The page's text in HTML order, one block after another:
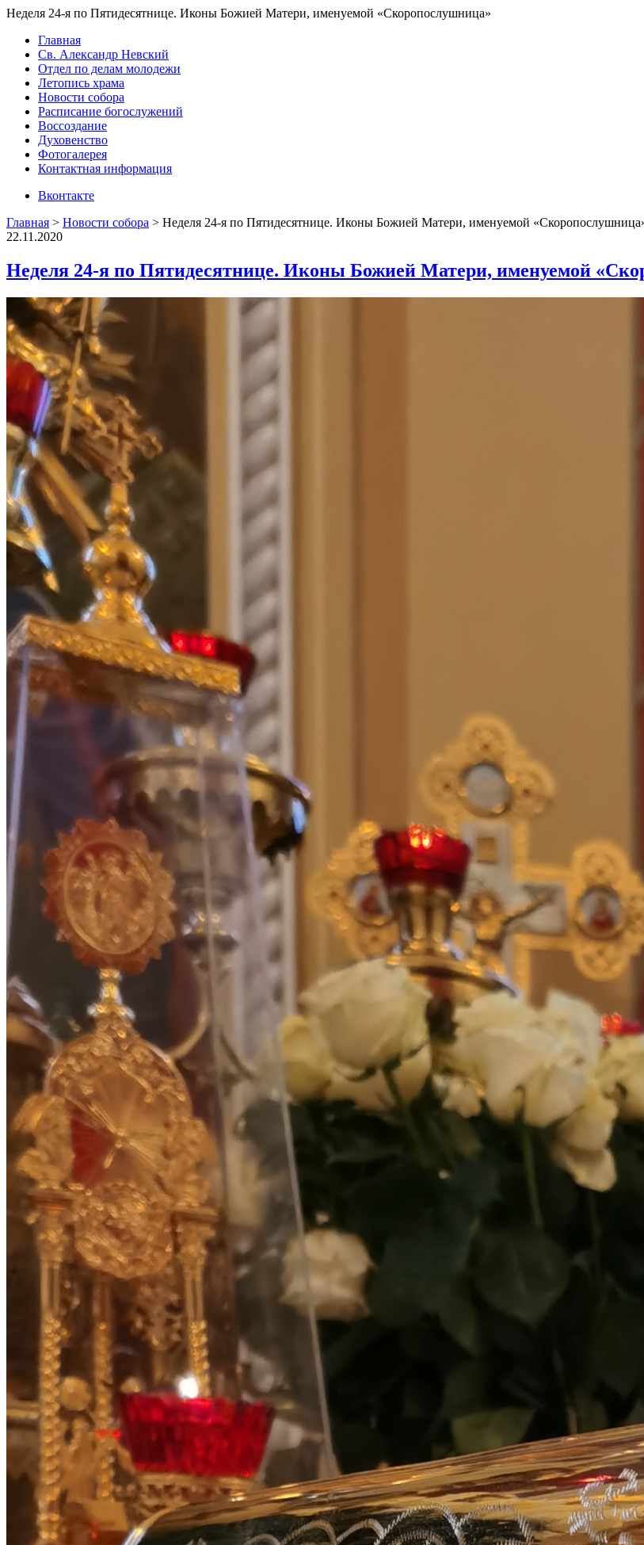
Неделя 24-я по Пятидесятнице. Иконы Божией Матери, именуемой «Скоропослушница»
Главная
Св. Александр Невский
Отдел по делам молодежи
Летопись храма
Новости собора
Расписание богослужений
Воссоздание
Духовенство
Фотогалерея
Контактная информация
Вконтакте
Главная > Новости собора > Неделя 24-я по Пятидесятнице. Иконы Божией Матери, именуемой
22.11.2020
Неделя 24-я по Пятидесятнице. Иконы Божией Матери, именуемой